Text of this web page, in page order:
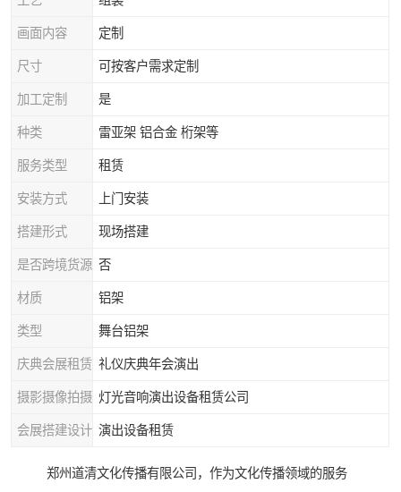
画面内容 定制
尺寸 可按客户需求定制
加工定制 是
种类 雷亚架 铝合金 桁架等
服务类型 租赁
安装方式 上门安装
搭建形式 现场搭建
是否跨境货源 否
材质 铝架
类型 舞台铝架
庆典会展租赁 礼仪庆典年会演出
摄影摄像拍摄 灯光音响演出设备租赁公司
会展搭建设计 演出设备租赁
郑州道清文化传播有限公司，作为文化传播领域的服务